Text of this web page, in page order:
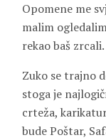
Opomene me
malim
rekao baš zrcali.
Zuko se trajno
stoga je
crteža,
bude Poštar,